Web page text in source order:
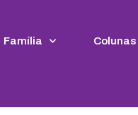
Família Colunas